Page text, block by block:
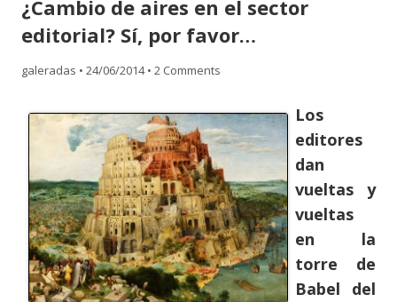
¿Cambio de aires en el sector
editorial? Sí, por favor…
galeradas • 24/06/2014 • 2 Comments
Los
editores
dan
vueltas y
vueltas
en la
torre de
Babel del